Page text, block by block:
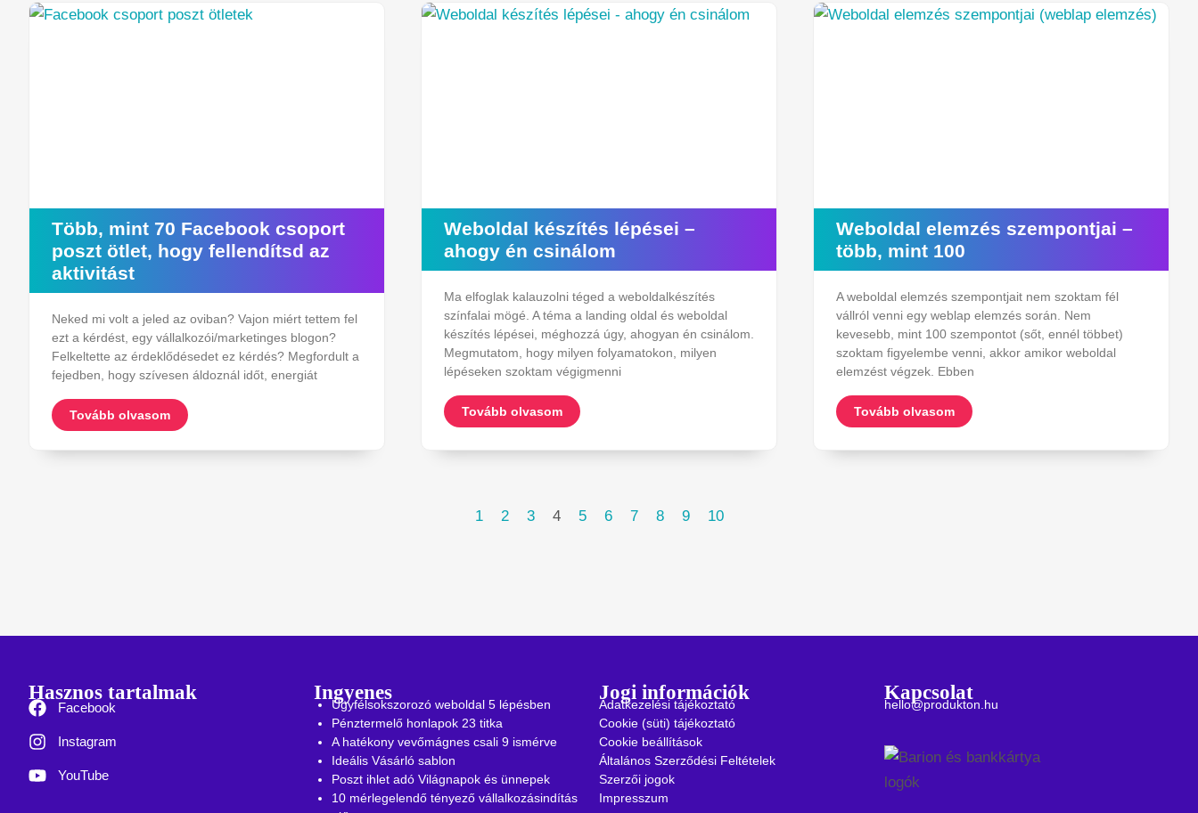
Több, mint 70 Facebook csoport
poszt ötlet, hogy fellendítsd az
aktivitást
Neked mi volt a jeled az oviban? Vajon miért tettem fel
ezt a kérdést, egy vállalkozói/marketinges blogon?
Felkeltette az érdeklődésedet ez kérdés? Megfordult a
fejedben, hogy szívesen áldoznál időt, energiát
Tovább olvasom
Weboldal készítés lépései –
ahogy én csinálom
Ma elfoglak kalauzolni téged a weboldalkészítés
színfalai mögé. A téma a landing oldal és weboldal
készítés lépései, méghozzá úgy, ahogyan én csinálom.
Megmutatom, hogy milyen folyamatokon, milyen
lépéseken szoktam végigmenni
Tovább olvasom
Weboldal elemzés szempontjai –
több, mint 100
A weboldal elemzés szempontjait nem szoktam fél
vállról venni egy weblap elemzés során. Nem
kevesebb, mint 100 szempontot (sőt, ennél többet)
szoktam figyelembe venni, akkor amikor weboldal
elemzést végzek. Ebben
Tovább olvasom
1 2 3 4 5 6 7 8 9 10
Hasznos tartalmak
Facebook
Instagram
YouTube
Ingyenes
Ügyfélsokszorozó weboldal 5 lépésben
Pénztermelő honlapok 23 titka
A hatékony vevőmágnes csali 9 ismérve
Ideális Vásárló sablon
Poszt ihlet adó Világnapok és ünnepek
10 mérlegelendő tényező vállalkozásindítás
Jogi információk
Adatkezelési tájékoztató
Cookie (süti) tájékoztató
Cookie beállítások
Általános Szerződési Feltételek
Szerzői jogok
Impresszum
Kapcsolat
hello@produkton.hu